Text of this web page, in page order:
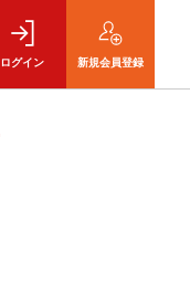
ログイン 新規会員登録